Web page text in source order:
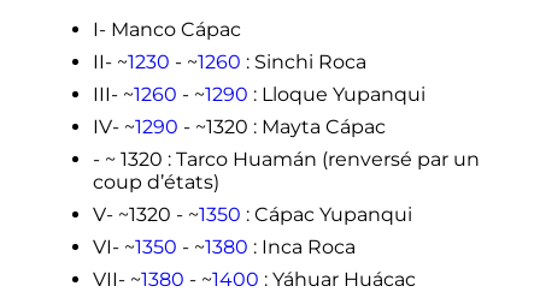
I- Manco Cápac
II- ~1230 - ~1260 : Sinchi Roca
III- ~1260 - ~1290 : Lloque Yupanqui
IV- ~1290 - ~1320 : Mayta Cápac
- ~ 1320 : Tarco Huamán (renversé par un
coup d’états)
V- ~1320 - ~1350 : Cápac Yupanqui
VI- ~1350 - ~1380 : Inca Roca
VII- ~1380 - ~1400 : Yáhuar Huácac